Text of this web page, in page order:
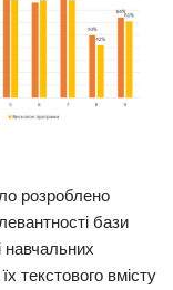
розроблено
бази
навчальних
текстового вмісту